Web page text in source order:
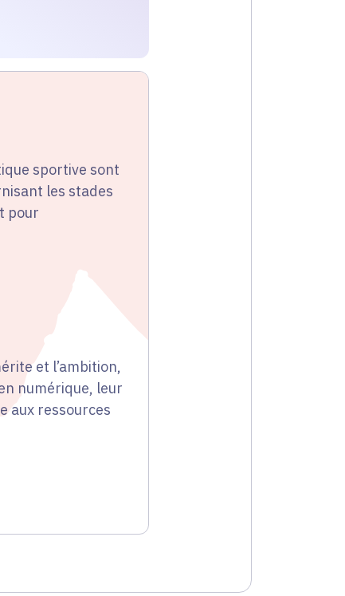
sportive sont
les stades
pour
et l’ambition,
numérique, leur
aux ressources